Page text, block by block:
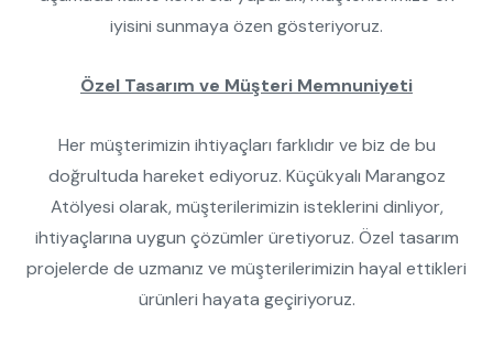
iyisini sunmaya özen gösteriyoruz.
Özel Tasarım ve Müşteri Memnuniyeti
Her müşterimizin ihtiyaçları farklıdır ve biz de bu
doğrultuda hareket ediyoruz. Küçükyalı Marangoz
Atölyesi olarak, müşterilerimizin isteklerini dinliyor,
ihtiyaçlarına uygun çözümler üretiyoruz. Özel tasarım
projelerde de uzmanız ve müşterilerimizin hayal ettikleri
ürünleri hayata geçiriyoruz.